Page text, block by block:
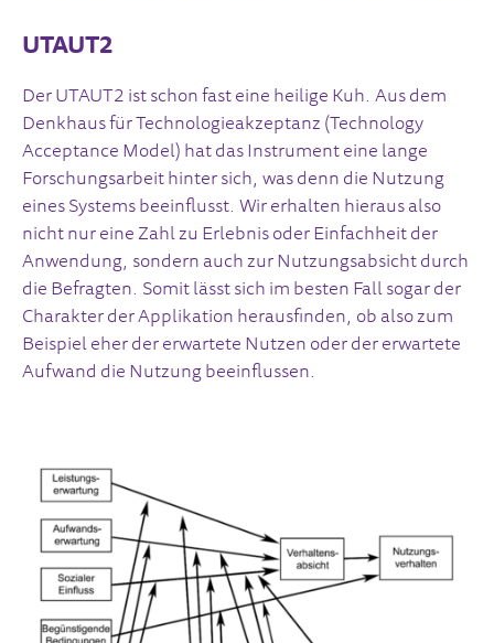
UTAUT2
Der UTAUT2 ist schon fast eine heilige Kuh. Aus dem
Denkhaus für Technologieakzeptanz (Technology
Acceptance Model) hat das Instrument eine lange
Forschungsarbeit hinter sich, was denn die Nutzung
eines Systems beeinflusst. Wir erhalten hieraus also
nicht nur eine Zahl zu Erlebnis oder Einfachheit der
Anwendung, sondern auch zur Nutzungsabsicht durch
die Befragten. Somit lässt sich im besten Fall sogar der
Charakter der Applikation herausfinden, ob also zum
Beispiel eher der erwartete Nutzen oder der erwartete
Aufwand die Nutzung beeinflussen.